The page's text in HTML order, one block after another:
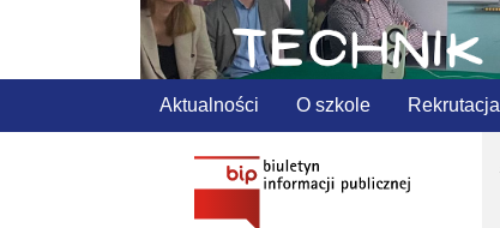
Aktualności O szkole Rekrutacja